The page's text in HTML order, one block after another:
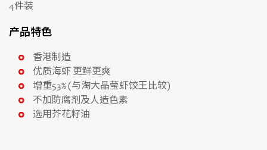
4件装
产品特色
香港制造
优质海虾 更鲜更爽
增重53% (与淘大晶莹虾饺王比较)
不加防腐剂及人造色素
选用芥花籽油